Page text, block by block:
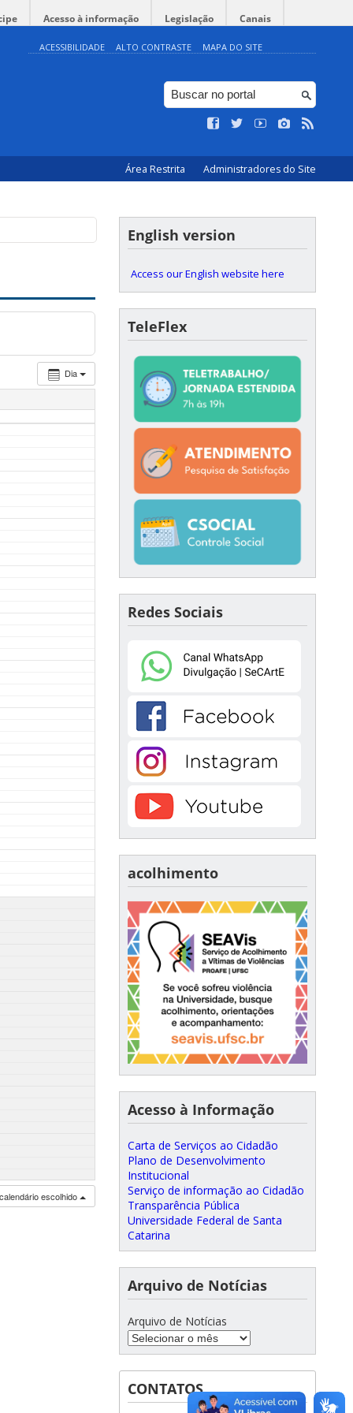
Acesso à informação Legislação Canais
ACESSIBILIDADE ALTO CONTRASTE MAPA DO SITE
Área Restrita Administradores do Site
Dia
escolhido
English version
Access our English website here
TeleFlex
Redes Sociais
acolhimento
Acesso à Informação
Carta de Serviços ao Cidadão
Plano de Desenvolvimento
Institucional
Serviço de informação ao Cidadão
Transparência Pública
Universidade Federal de Santa
Catarina
Arquivo de Notícias
Arquivo de Notícias
CONTATOS